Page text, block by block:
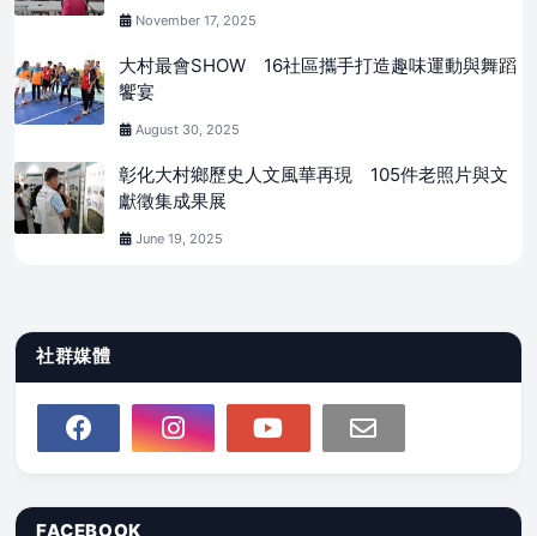
November 17, 2025
大村最會SHOW 16社區攜手打造趣味運動與舞蹈
饗宴
August 30, 2025
彰化大村鄉歷史人文風華再現 105件老照片與文
獻徵集成果展
June 19, 2025
社群媒體
FACEBOOK